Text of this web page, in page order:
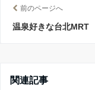
前のページへ
温泉好きな台北MRT
関連記事